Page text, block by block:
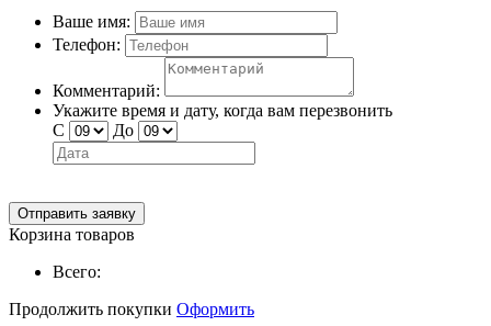
Ваше имя:
Телефон:
Комментарий:
Укажите время и дату, когда вам перезвонить
С
До
Отправить заявку
Корзина товаров
Всего:
Продолжить покупки Оформить